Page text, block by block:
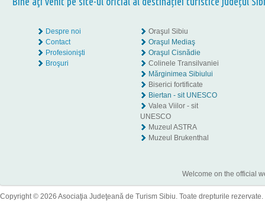
Despre noi
Contact
Profesionişti
Broşuri
Oraşul Sibiu
Oraşul Mediaş
Oraşul Cisnădie
Colinele Transilvaniei
Mărginimea Sibiului
Biserici fortificate
Biertan - sit UNESCO
Valea Viilor - sit
UNESCO
Muzeul ASTRA
Muzeul Brukenthal
Welcome on the official
Copyright © 2026 Asociaţia Judeţeană de Turism Sibiu. Toate drepturile rezervate.